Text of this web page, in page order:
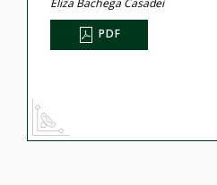
Eliza Bachega Casadei
PDF